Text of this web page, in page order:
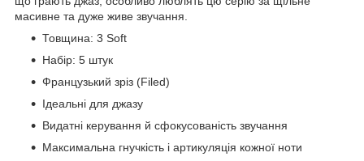
масивне та дуже живе звучання.
Товщина: 3 Soft
Набір: 5 штук
Французький зріз (Filed)
Ідеальні для джазу
Видатні керування й сфокусованість звучання
Максимальна гнучкість і артикуляція кожної ноти